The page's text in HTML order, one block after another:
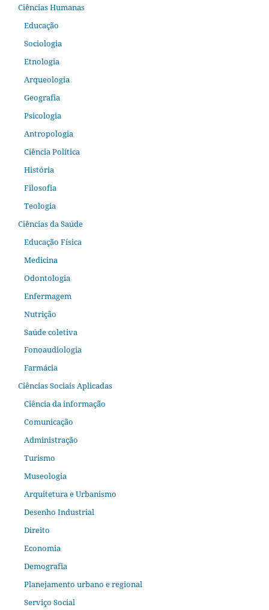
Ciências Humanas
Educação
Sociologia
Etnologia
Arqueologia
Geografia
Psicologia
Antropologia
Ciência Política
História
Filosofia
Teologia
Ciências da Saúde
Educação Física
Medicina
Odontologia
Enfermagem
Nutrição
Saúde coletiva
Fonoaudiologia
Farmácia
Ciências Sociais Aplicadas
Ciência da informação
Comunicação
Administração
Turismo
Museologia
Arquitetura e Urbanismo
Desenho Industrial
Direito
Economia
Demografia
Planejamento urbano e regional
Serviço Social